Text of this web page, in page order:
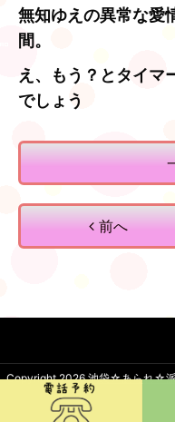
無知ゆえの異常な愛
間。
え、もう？とタイマ
でしょう
前へ
Copyright 2026池袋☆あられ☆派